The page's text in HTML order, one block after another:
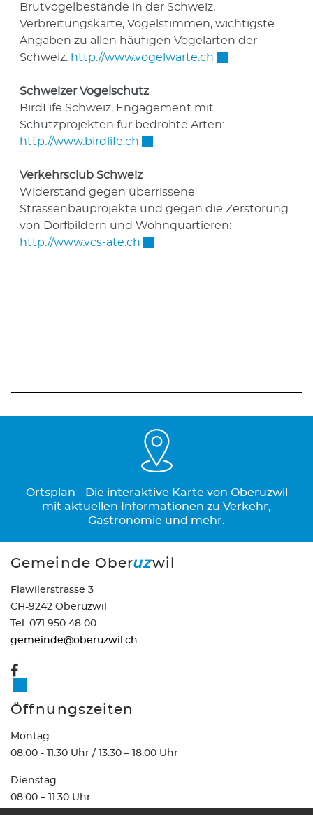
Brutvogelbestände in der Schweiz,
Verbreitungskarte, Vogelstimmen, wichtigste
Angaben zu allen häufigen Vogelarten der
Schweiz: http://www.vogelwarte.ch
Schweizer Vogelschutz
BirdLife Schweiz, Engagement mit
Schutzprojekten für bedrohte Arten:
http://www.birdlife.ch
Verkehrsclub Schweiz
Widerstand gegen überrissene
Strassenbauprojekte und gegen die Zerstörung
von Dorfbildern und Wohnquartieren:
http://www.vcs-ate.ch
Ortsplan - Die interaktive Karte von Oberuzwil
mit aktuellen Informationen zu Verkehr,
Gastronomie und mehr.
Gemeinde Oberuzwil
Flawilerstrasse 3
CH-9242 Oberuzwil
Tel. 071 950 48 00
gemeinde@oberuzwil.ch
Öffnungszeiten
Montag
08.00 - 11.30 Uhr / 13.30 – 18.00 Uhr
Dienstag
08.00 – 11.30 Uhr